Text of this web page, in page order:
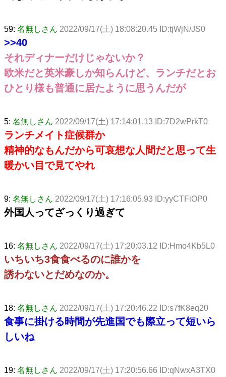
59: 名無しさん 2022/09/17(土) 18:08:20.45 ID:tjWjN/JS0
>>40
それディナーだけじゃないか？
欧米だと英米豪しか知らんけど、ランチだとお
ひとり様も普通に居たように思うんだが
5: 名無しさん 2022/09/17(土) 17:14:01.13 ID:7D2wPrkT0
ランチメイト症候群か
精神的なもんだから可哀想な人間だと思って生
暖かい目で見てやれ
9: 名無しさん 2022/09/17(土) 17:16:05.93 ID:yyCTFiOP0
外国人ってざっくり過ぎて
16: 名無しさん 2022/09/17(土) 17:20:03.12 ID:Hmo4Kb5L0
いちいち3食食べるのに誰かを
誘わないとだめなのか。
18: 名無しさん 2022/09/17(土) 17:20:46.22 ID:s7fK8eq20
食事に掛ける時間が先進国でも際立って短いら
しいね
19: 名無しさん 2022/09/17(土) 17:20:56.66 ID:qNwxA3TX0